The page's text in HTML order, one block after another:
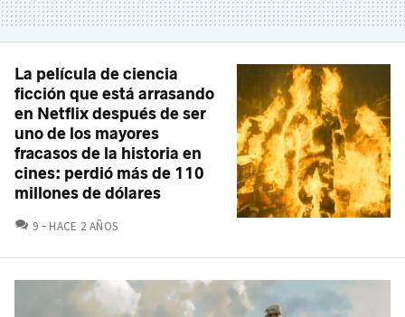
La película de ciencia
ficción que está arrasando
en Netflix después de ser
uno de los mayores
fracasos de la historia en
cines: perdió más de 110
millones de dólares
9 COMENTARIOS
HACE 2 AÑOS